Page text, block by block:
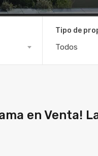
Tipo de
Todos
en Venta!